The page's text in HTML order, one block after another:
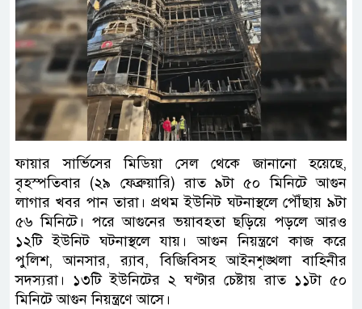
ফায়ার সার্ভিসের মিডিয়া সেল থেকে জানানো হয়েছে,
বৃহস্পতিবার (২৯ ফেব্রুয়ারি) রাত ৯টা ৫০ মিনিটে আগুন
লাগার খবর পান তারা। প্রথম ইউনিট ঘটনাস্থলে পৌঁছায় ৯টা
৫৬ মিনিটে। পরে আগুনের ভয়াবহতা ছড়িয়ে পড়লে আরও
১২টি ইউনিট ঘটনাস্থলে যায়। আগুন নিয়ন্ত্রণে কাজ করে
পুলিশ, আনসার, র‌্যাব, বিজিবিসহ আইনশৃঙ্খলা বাহিনীর
সদস্যরা। ১৩টি ইউনিটের ২ ঘণ্টার চেষ্টায় রাত ১১টা ৫০
মিনিটে আগুন নিয়ন্ত্রণে আসে।